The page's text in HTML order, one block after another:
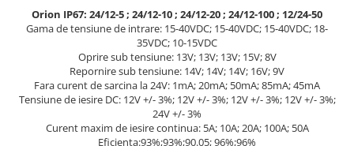
Sisteme fotovoltaice de putere
mica (rulota/caravan/case de
Sisteme fotovoltaice profesionale
Pachete sisteme fotovoltaice
Statii de incarcare vehicule
Statii de incarcare
Orion IP67: 24/12-5 ; 24/12-10 ; 24/12-20 ; 24/12-100 ; 12/24-50
Gama de tensiune de intrare: 15-40VDC; 15-40VDC; 15-40VDC; 18-
35VDC; 10-15VDC
Oprire sub tensiune: 13V; 13V; 13V; 15V; 8V
Repornire sub tensiune: 14V; 14V; 14V; 16V; 9V
Fara curent de sarcina la 24V: 1mA; 20mA; 50mA; 85mA; 45mA
Tensiune de iesire DC: 12V +/- 3%; 12V +/- 3%; 12V +/- 3%; 12V +/- 3%;
24V +/- 3%
Curent maxim de iesire continua: 5A; 10A; 20A; 100A; 50A
Eficienta:93%;93%;90.05; 96%;96%